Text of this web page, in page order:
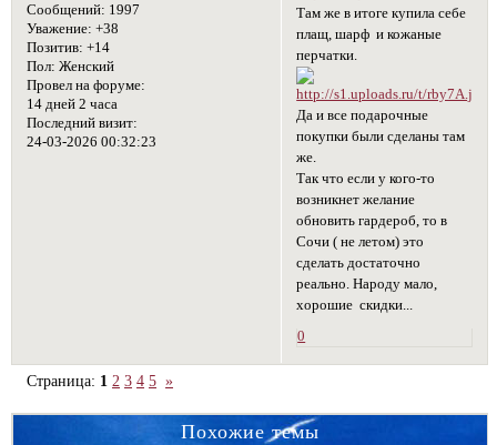
Сообщений: 1997
Уважение: +38
Позитив: +14
Пол: Женский
Провел на форуме:
14 дней 2 часа
Последний визит:
24-03-2026 00:32:23
Там же в итоге купила себе
плащ, шарф и кожаные
перчатки.
Да и все подарочные
покупки были сделаны там
же.
Так что если у кого-то
возникнет желание
обновить гардероб, то в
Сочи ( не летом) это
сделать достаточно
реально. Народу мало,
хорошие скидки...
0
Страница: 1 2 3 4 5 »
Похожие темы